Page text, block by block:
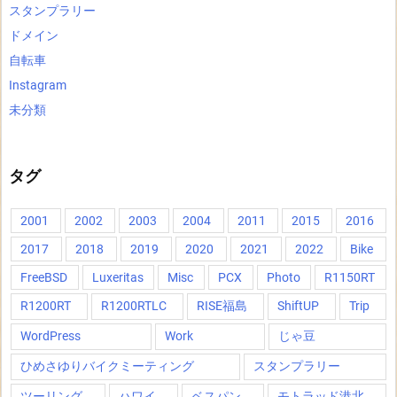
スタンプラリー
ドメイン
自転車
Instagram
未分類
タグ
2001 2002 2003 2004 2011 2015
2016
2017
2018 2019 2020 2021 2022
Bike
FreeBSD
Luxeritas Misc PCX Photo
R1150RT
R1200RT
R1200RTLC RISE福島 ShiftUP Trip
WordPress Work じゃ豆
ひめさゆりバイクミーティング スタンプラリー